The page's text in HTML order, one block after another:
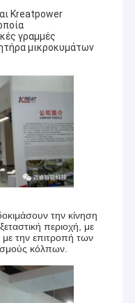
Kreatpower
γραμμές
μικροκυμάτων
την κίνηση
περιοχή, με
την επιτροπή των
κόλπων.